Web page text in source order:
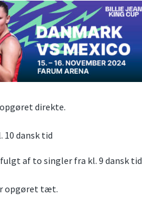
opgøret direkte.
10 dansk tid
af to singler fra kl. 9 dansk tid
opgøret tæt.